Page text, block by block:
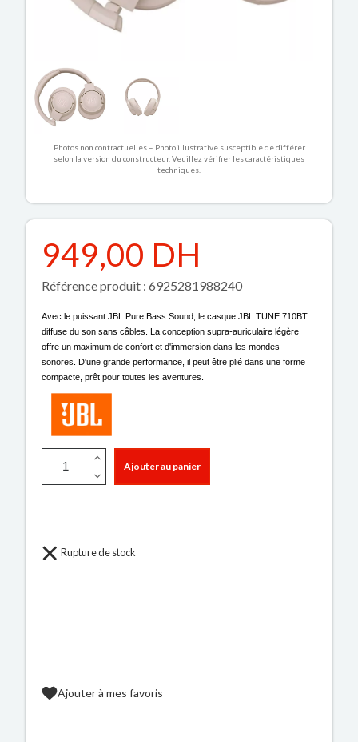
Photos non contractuelles – Photo illustrative susceptible de différer
selon la version du constructeur. Veuillez vérifier les caractéristiques
techniques.
949,00 DH
Référence produit : 6925281988240
Avec le puissant JBL Pure Bass Sound, le casque JBL TUNE 710BT
diffuse du son sans câbles. La conception supra-auriculaire légère
offre un maximum de confort et d'immersion dans les mondes
sonores. D'une grande performance, il peut être plié dans une forme
compacte, prêt pour toutes les aventures.
Ajouter au panier
Rupture de stock
Ajouter à mes favoris